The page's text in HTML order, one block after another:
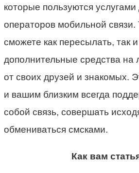
которые пользуются услугами
операторов мобильной связи.
сможете как пересылать, так
дополнительные средства на
от своих друзей и знакомых.
и вашим близким всегда
собой связь, совершать
обмениваться смсками.
Как вам